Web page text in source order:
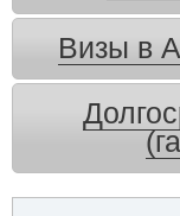
Визы в